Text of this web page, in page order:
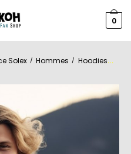
0
Solex / Hommes / Hoodies